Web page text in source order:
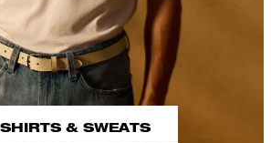
& SWEATS